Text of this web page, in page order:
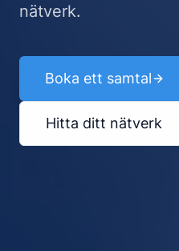
nätverk.
Boka ett samtal
Hitta ditt nätverk